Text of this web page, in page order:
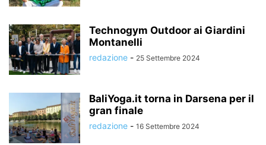
Technogym Outdoor ai Giardini
Montanelli
redazione - 25 Settembre 2024
BaliYoga.it torna in Darsena per il
gran finale
redazione - 16 Settembre 2024